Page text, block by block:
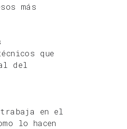
más
que
del
trabaja en el
lo hacen